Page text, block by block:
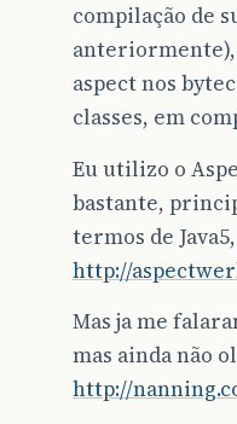
compilação de
anteriormente),
aspect nos
classes, em
Eu utilizo o
bastante,
termos de
http://
Mas ja me
mas ainda não
http://